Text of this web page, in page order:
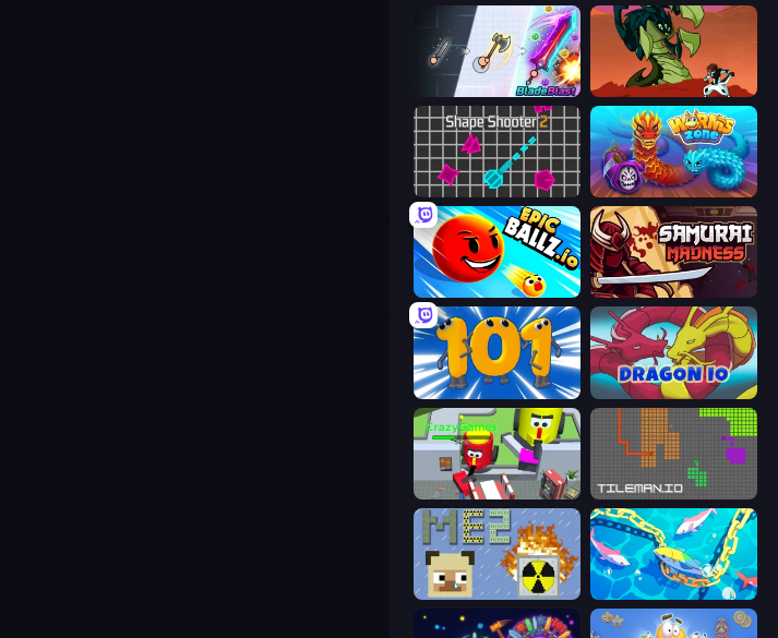
BladeBlast.io Monster Impact
Shape Shooter 2 Worms.Zone
EpicBallz.io Samurai Madness
Numbers Arena Dragon.io
CleanUp.IO TileMan.io
MineEnergy2 Deep Sea Duel